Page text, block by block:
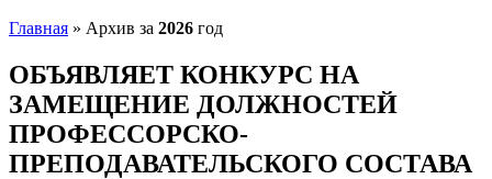
Главная » Архив за 2026 год
ОБЪЯВЛЯЕТ КОНКУРС НА
ЗАМЕЩЕНИЕ ДОЛЖНОСТЕЙ
ПРОФЕССОРСКО-
ПРЕПОДАВАТЕЛЬСКОГО СОСТАВА